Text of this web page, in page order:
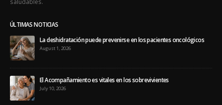
ÚLTIMAS NOTICIAS
La deshidratación puede prevenirse en los pacientes oncológicos
August 1, 2026
El Acompañamiento es vitales en los sobrevivientes
July 10, 2026